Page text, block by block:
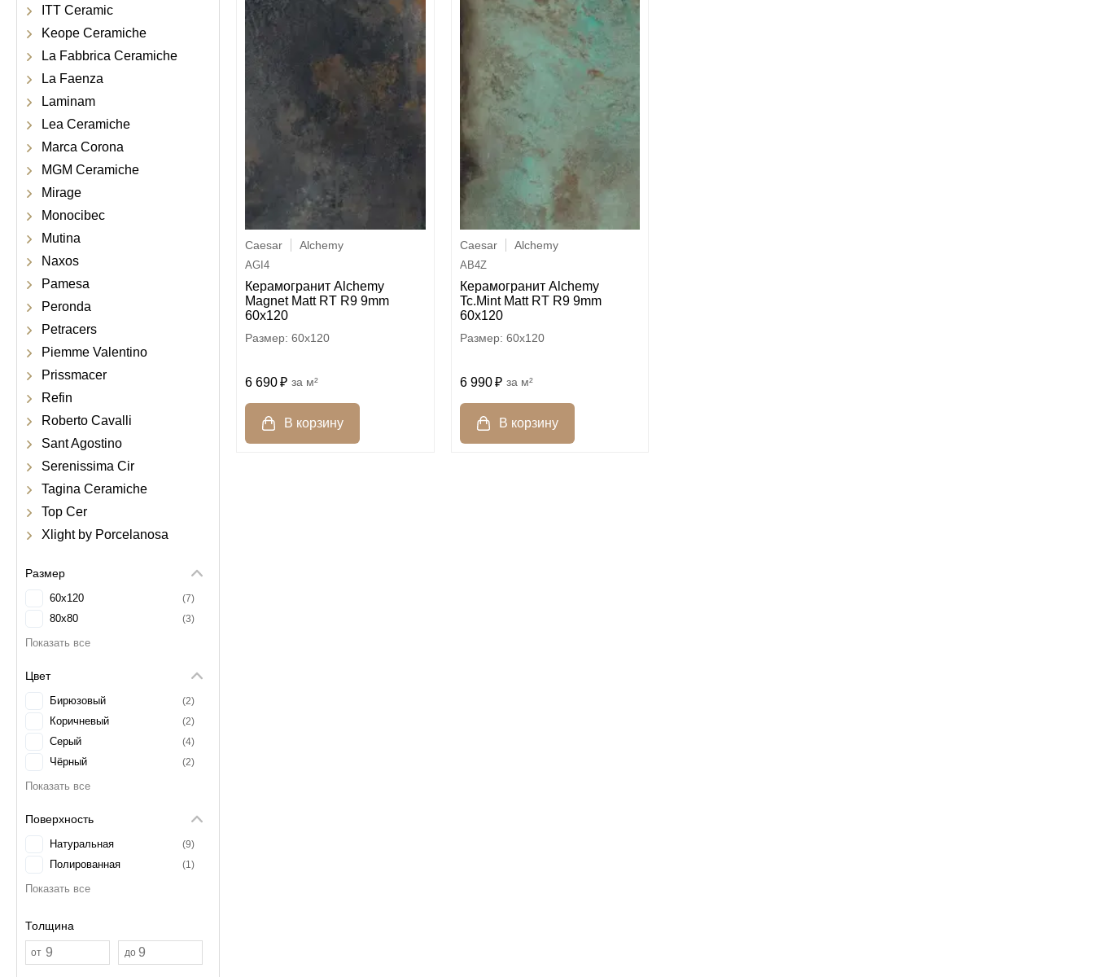
ITT Ceramic
Keope Ceramiche
La Fabbrica Ceramiche
La Faenza
Laminam
Lea Ceramiche
Marca Corona
MGM Ceramiche
Mirage
Monocibec
Mutina
Naxos
Pamesa
Peronda
Petracers
Piemme Valentino
Prissmacer
Refin
Roberto Cavalli
Sant Agostino
Serenissima Cir
Tagina Ceramiche
Top Cer
Xlight by Porcelanosa
Размер
60x120 7
80x80 3
Цвет
Бирюзовый 2
Коричневый 2
Серый 4
Чёрный 2
Поверхность
Натуральная 9
Полированная 1
Толщина
Caesar Alchemy
AGI4
Керамогранит Alchemy
Magnet Matt RT R9 9mm
60x120
60x120
6 690 м²
Caesar Alchemy
AB4Z
Керамогранит Alchemy
Tc.Mint Matt RT R9 9mm
60x120
60x120
6 990 м²